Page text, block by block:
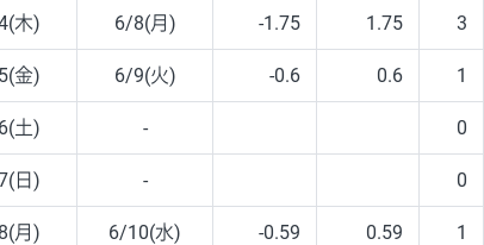
木) 6/8(月) -1.75 1.75 3
金) 6/9(火) -0.6 0.6 1
土) - 0
日) - 0
月) 6/10(水) -0.59 0.59 1